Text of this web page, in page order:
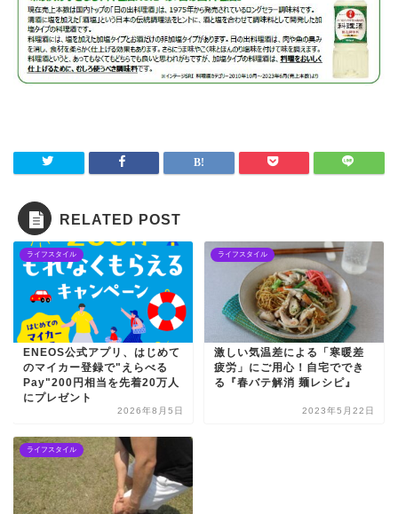
RELATED POST
ライフスタイル
ENEOS公式アプリ、はじめて
のマイカー登録で"えらべる
Pay"200円相当を先着20万人
にプレゼント
2026年8月5日
ライフスタイル
激しい気温差による「寒暖差
疲労」にご用心！自宅ででき
る『春バテ解消 麺レシピ』
2023年5月22日
ライフスタイル